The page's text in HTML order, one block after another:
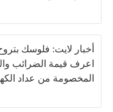
أخبار لايت: فلوسك
اعرف قيمة الضرائب
المخصومة من عداد